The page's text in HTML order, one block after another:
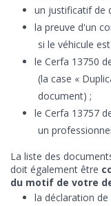
un justificatif de
la preuve d'un
si le véhicule
le Cerfa 13750
(la case «
document) ;
le Cerfa 13757
un
La liste des
doit également être
du motif de votre
la déclaration